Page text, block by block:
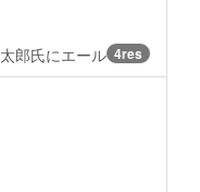
郎氏にエール 4res